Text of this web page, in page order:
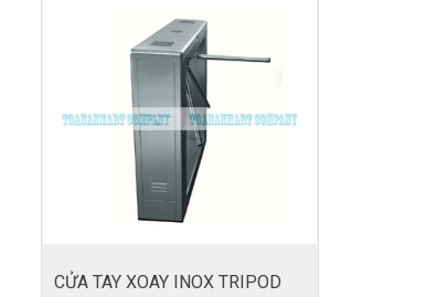
CỬA TAY XOAY INOX TRIPOD